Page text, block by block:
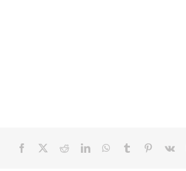
Facebook
TwitterRedditLinkedInWhatsApp
Tumblr Pinterest
Vk